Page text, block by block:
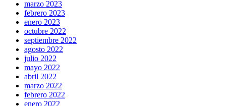
marzo 2023
febrero 2023
enero 2023
octubre 2022
septiembre 2022
agosto 2022
julio 2022
mayo 2022
abril 2022
marzo 2022
febrero 2022
enero 2022